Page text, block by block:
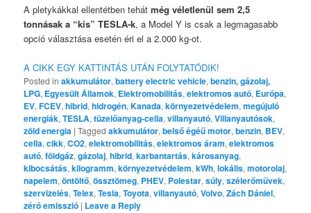
A pletykákkal ellentétben tehátmég véletlenül sem 2,5
tonnásak a “kis” TESLA-k, a Model Y is csak a legmagasabb
opció választása esetén éri el a 2.000 kg-ot.
A CIKK EGY KATTINTÁS UTÁN FOLYTATÓDIK!
Posted in akkumulátor,battery electric vehicle,benzin, gázolaj,
LPG, Egyesült Államok, Elektromobilitás,elektromos autó, Európa,
EV,FCEV,hibrid,hidrogén,Kanada,környezetvédelem,megújuló
energiák,TESLA,tüzelőanyag-cella,villanyautó,Villanyautósok,
zöld energia |Tagged akkumulátor,belső égéű motor,benzin, BEV,
cella,cikk,CO2,elektromobilitás,elektromos áram,elektromos
autó,földgáz,gázolaj,hibrid,karbantartás,károsanyag,
kibocsátás,kilogramm,környezetvédelem,kWh,lokális,motorolaj,
napelem,öntöltő,össztömeg, PHEV, Polestar,súly,szélerőművek,
szervizelés,Telex,Tesla,Toyota,villanyautó,Volvo,Zách Dániel,
zéró emisszió | Leave a Reply